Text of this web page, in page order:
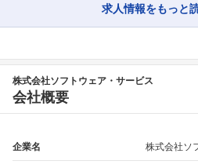
求人情報をもっと
株式会社ソフトウェア・サービス
会社概要
企業名 株式会社ソ